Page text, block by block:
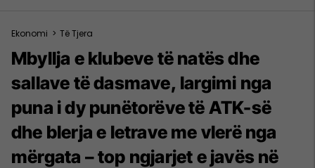
Ekonomi > Të Tjera
Mbyllja e klubeve të natës dhe
sallave të dasmave, largimi nga
puna i dy punëtorëve të ATK-së
dhe blerja e letrave me vlerë nga
mërgata – top ngjarjet e javës në